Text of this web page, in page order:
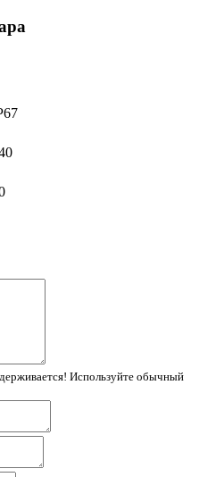
Используйте обычный